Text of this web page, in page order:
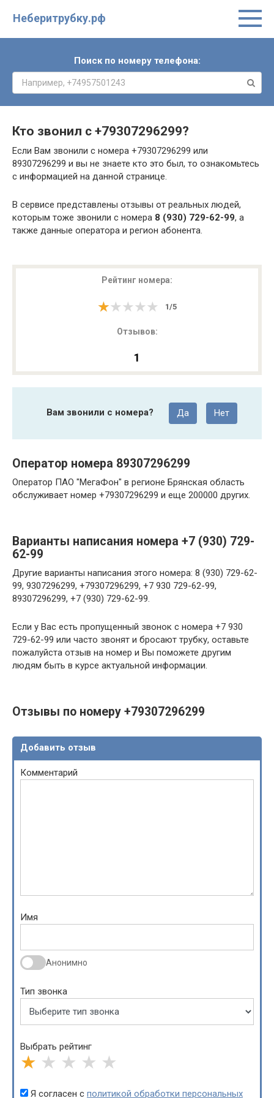
Неберитрубку.рф
Поиск по номеру телефона:
Кто звонил с +79307296299?
Если Вам звонили с номера +79307296299 или
89307296299 и вы не знаете кто это был, то ознакомьтесь
с информацией на данной странице.
В сервисе представлены отзывы от реальных людей,
которым тоже звонили с номера 8 (930) 729-62-99, а
также данные оператора и регион абонента.
Рейтинг номера:
★★★★★
★★★★★ 1/5
Отзывов:
1
Вам звонили с номера? Да Нет
Оператор номера 89307296299
Оператор ПАО "МегаФон" в регионе Брянская область
обслуживает номер +79307296299 и еще 200000 других.
Варианты написания номера +7 (930) 729-
62-99
Другие варианты написания этого номера: 8 (930) 729-62-
99, 9307296299, +79307296299, +7 930 729-62-99,
89307296299, +7 (930) 729-62-99.
Если у Вас есть пропущенный звонок с номера +7 930
729-62-99 или часто звонят и бросают трубку, оставьте
пожалуйста отзыв на номер и Вы поможете другим
людям быть в курсе актуальной информации.
Отзывы по номеру +79307296299
Добавить отзыв
Комментарий
Имя
Анонимно
Тип звонка
Выбрать рейтинг
★ ★ ★ ★ ★
Я согласен с политикой обработки персональных